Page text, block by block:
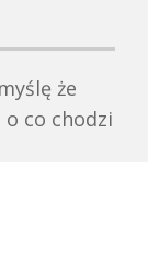
że
co chodzi